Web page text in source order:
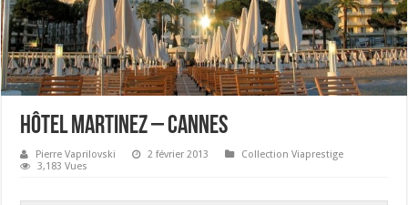
Hôtel Martinez – Cannes
Pierre Vaprilovski 2 février 2013
Collection Viaprestige
3,183 Vues